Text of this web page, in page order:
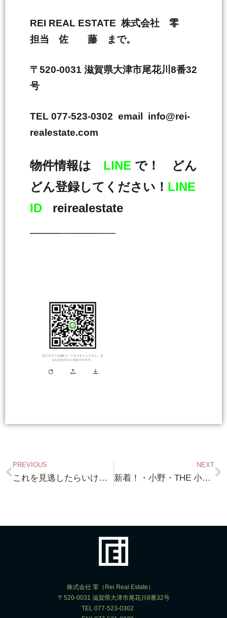
REI REAL ESTATE 株式会社 零
担当 佐 藤 まで。
〒520-0031 滋賀県大津市尾花川8番32
号
TEL 077-523-0302 email info@rei-
realestate.com
物件情報は LINE で！ どん
どん登録してください！ LINE
ID reirealestate
PREVIOUS
これを見逃したらいけませぬ！（笑）・和邇中浜・琵琶湖まで100m !!! （家出て右に行ったらすぐ琵琶湖！）約104.91坪・平成25年築 5LDK・５台駐車可能！ 3,100万円！
NEXT
新着！・小野・THE 小ぶり！・琵琶湖バッチリ！浜付き・約70坪・これは 瞬殺だろう（笑）しかも！ 形もバッチリの長方形！
株式会社 零（Rei Real Estate）
〒520-0031 滋賀県大津市尾花川8番32号
TEL 077-523-0302